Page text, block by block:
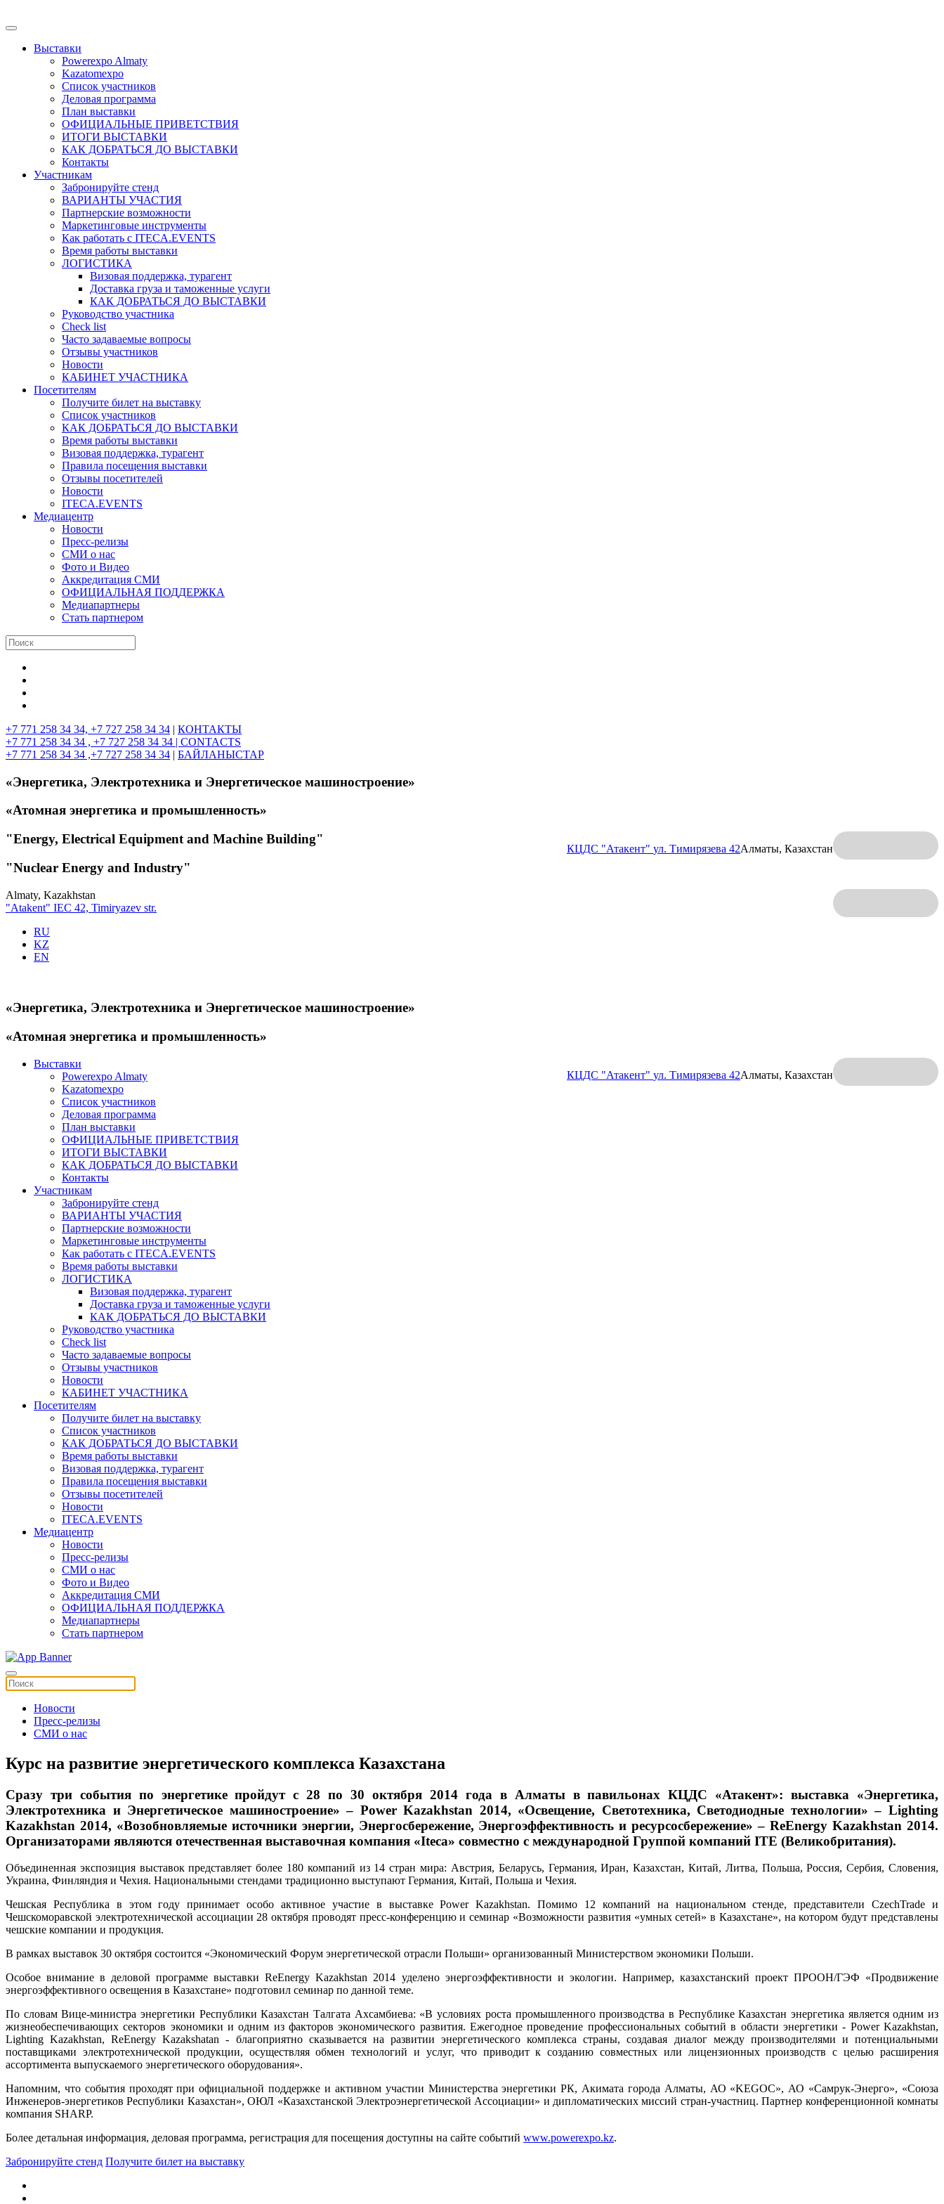
Выставки
Powerexpo Almaty
Kazatomexpo
Список участников
Деловая программа
План выставки
ОФИЦИАЛЬНЫЕ ПРИВЕТСТВИЯ
ИТОГИ ВЫСТАВКИ
КАК ДОБРАТЬСЯ ДО ВЫСТАВКИ
Контакты
Участникам
Забронируйте стенд
ВАРИАНТЫ УЧАСТИЯ
Партнерские возможности
Маркетинговые инструменты
Как работать с ITECA.EVENTS
Время работы выставки
ЛОГИСТИКА
Визовая поддержка, турагент
Доставка груза и таможенные услуги
КАК ДОБРАТЬСЯ ДО ВЫСТАВКИ
Руководство участника
Check list
Часто задаваемые вопросы
Отзывы участников
Новости
КАБИНЕТ УЧАСТНИКА
Посетителям
Получите билет на выставку
Список участников
КАК ДОБРАТЬСЯ ДО ВЫСТАВКИ
Время работы выставки
Визовая поддержка, турагент
Правила посещения выставки
Отзывы посетителей
Новости
ITECA.EVENTS
Медиацентр
Новости
Пресс-релизы
СМИ о нас
Фото и Видео
Аккредитация СМИ
ОФИЦИАЛЬНАЯ ПОДДЕРЖКА
Медиапартнеры
Стать партнером
+7 771 258 34 34, +7 727 258 34 34 | КОНТАКТЫ
+7 771 258 34 34 , +7 727 258 34 34 | CONTACTS
+7 771 258 34 34 ,+7 727 258 34 34 | БАЙЛАНЫСТАР
«Энергетика, Электротехника и Энергетическое машиностроение»
«Атомная энергетика и промышленность»
Алматы, Казахстан
КЦДС "Атакент" ул. Тимирязева 42
"Energy, Electrical Equipment and Machine Building"
"Nuclear Energy and Industry"
Almaty, Kazakhstan
"Atakent" IEC 42, Timiryazev str.
RU
KZ
EN
«Энергетика, Электротехника и Энергетическое машиностроение»
«Атомная энергетика и промышленность»
Алматы, Казахстан
КЦДС "Атакент" ул. Тимирязева 42
Выставки
Powerexpo Almaty
Kazatomexpo
Список участников
Деловая программа
План выставки
ОФИЦИАЛЬНЫЕ ПРИВЕТСТВИЯ
ИТОГИ ВЫСТАВКИ
КАК ДОБРАТЬСЯ ДО ВЫСТАВКИ
Контакты
Участникам
Забронируйте стенд
ВАРИАНТЫ УЧАСТИЯ
Партнерские возможности
Маркетинговые инструменты
Как работать с ITECA.EVENTS
Время работы выставки
ЛОГИСТИКА
Визовая поддержка, турагент
Доставка груза и таможенные услуги
КАК ДОБРАТЬСЯ ДО ВЫСТАВКИ
Руководство участника
Check list
Часто задаваемые вопросы
Отзывы участников
Новости
КАБИНЕТ УЧАСТНИКА
Посетителям
Получите билет на выставку
Список участников
КАК ДОБРАТЬСЯ ДО ВЫСТАВКИ
Время работы выставки
Визовая поддержка, турагент
Правила посещения выставки
Отзывы посетителей
Новости
ITECA.EVENTS
Медиацентр
Новости
Пресс-релизы
СМИ о нас
Фото и Видео
Аккредитация СМИ
ОФИЦИАЛЬНАЯ ПОДДЕРЖКА
Медиапартнеры
Стать партнером
Новости
Пресс-релизы
СМИ о нас
Курс на развитие энергетического комплекса Казахстана
Сразу три события по энергетике пройдут с 28 по 30 октября 2014 года в Алматы в павильонах КЦДС «Атакент»: выставка «Энергетика,
Электротехника и Энергетическое машиностроение» – Power Kazakhstan 2014, «Освещение, Светотехника, Светодиодные технологии» – Lighting
Kazakhstan 2014, «Возобновляемые источники энергии, Энергосбережение, Энергоэффективность и ресурсосбережение» – ReEnergy Kazakhstan 2014.
Организаторами являются отечественная выставочная компания «Iteca» совместно с международной Группой компаний ITE (Великобритания).
Объединенная экспозиция выставок представляет более 180 компаний из 14 стран мира: Австрия, Беларусь, Германия, Иран, Казахстан, Китай, Литва, Польша, Россия, Сербия, Словения,
Украина, Финляндия и Чехия. Национальными стендами традиционно выступают Германия, Китай, Польша и Чехия.
Чешская Республика в этом году принимает особо активное участие в выставке Power Kazakhstan. Помимо 12 компаний на национальном стенде, представители CzechTrade и
Чешскоморавской электротехнической ассоциации 28 октября проводят пресс-конференцию и семинар «Возможности развития «умных сетей» в Казахстане», на котором будут представлены
чешские компании и продукция.
В рамках выставок 30 октября состоится «Экономический Форум энергетической отрасли Польши» организованный Министерством экономики Польши.
Особое внимание в деловой программе выставки ReEnergy Kazakhstan 2014 уделено энергоэффективности и экологии. Например, казахстанский проект ПРООН/ГЭФ «Продвижение
энергоэффективного освещения в Казахстане» подготовил семинар по данной теме.
По словам Вице-министра энергетики Республики Казахстан Талгата Ахсамбиева: «В условиях роста промышленного производства в Республике Казахстан энергетика является одним из
жизнеобеспечивающих секторов экономики и одним из факторов экономического развития. Ежегодное проведение профессиональных событий в области энергетики - Power Kazakhstan,
Lighting Kazakhstan, ReEnergy Kazakshatan - благоприятно сказывается на развитии энергетического комплекса страны, создавая диалог между производителями и потенциальными
поставщиками электротехнической продукции, осуществляя обмен технологий и услуг, что приводит к созданию совместных или лицензионных производств с целью расширения
ассортимента выпускаемого энергетического оборудования».
Напомним, что события проходят при официальной поддержке и активном участии Министерства энергетики РК, Акимата города Алматы, АО «KEGOC», АО «Самрук-Энерго», «Союза
Инженеров-энергетиков Республики Казахстан», ОЮЛ «Казахстанской Электроэнергетической Ассоциации» и дипломатических миссий стран-участниц. Партнер конференционной комнаты
компания SHARP.
Более детальная информация, деловая программа, регистрация для посещения доступны на сайте событий www.powerexpo.kz.
Забронируйте стенд Получите билет на выставку